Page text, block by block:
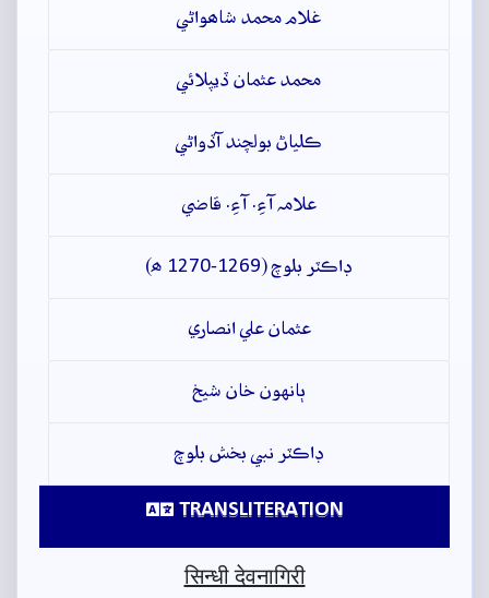
غلام محمد شاھواڻي
محمد عثمان ڏيپلائي
ڪلياڻ بولچند آڏواڻي
علامہ آءِ. آءِ. قاضي
ڊاڪٽر بلوچ (1269-1270 ھ)
عثمان علي انصاري
ٻانهون خان شيخ
ڊاڪٽر نبي بخش بلوچ
TRANSLITERATION
सिन्धी देवनागिरी